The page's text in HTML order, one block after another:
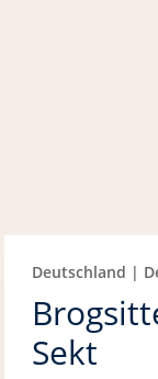
Deutschland |
Sekt